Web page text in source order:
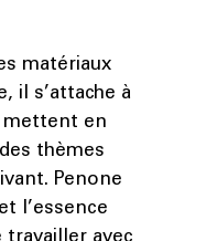
matériaux
il s’attache à
mettent en
thèmes
Penone
l’essence
travailler avec